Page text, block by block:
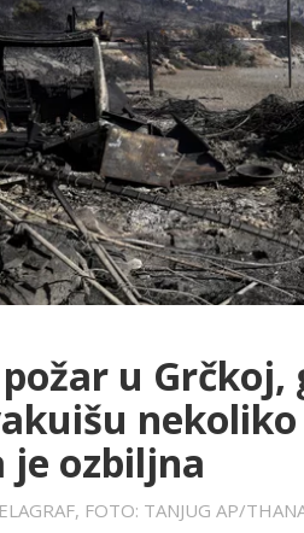
u Grčkoj,
je ozbiljna
FOTO: TANJUG AP/